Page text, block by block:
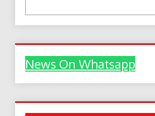
News On Whatsapp